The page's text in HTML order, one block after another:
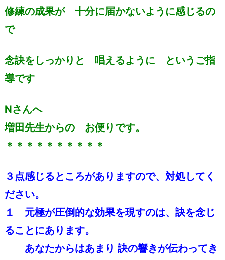
修練の成果が 十分に届かないように感じるの
で
念訣をしっかりと 唱えるように というご指
導です
Nさんへ
増田先生からの お便りです。
＊＊＊＊＊＊＊＊＊＊
３点感じるところがありますので、対処してく
ださい。
１ 元極が圧倒的な効果を現すのは、訣を念じ
ることにあります。
あなたからはあまり 訣の響きが伝わってき